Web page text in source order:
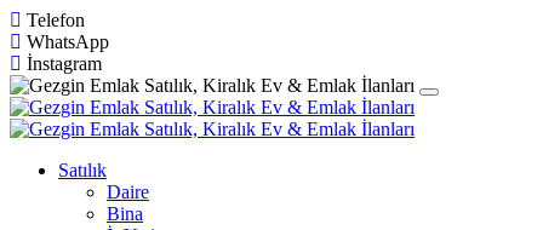
Telefon
WhatsApp
İnstagram
Satılık
Daire
Bina